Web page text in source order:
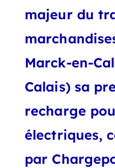
majeur du
Marck-en-
Calais) sa
recharge
électriques,
par